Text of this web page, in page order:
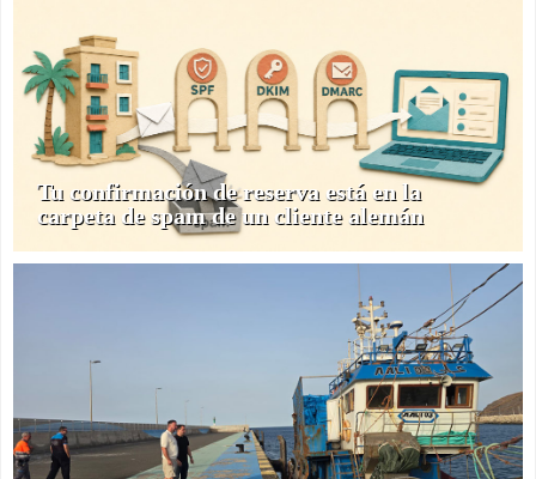
Tu confirmación de reserva está en la
carpeta de spam de un cliente alemán